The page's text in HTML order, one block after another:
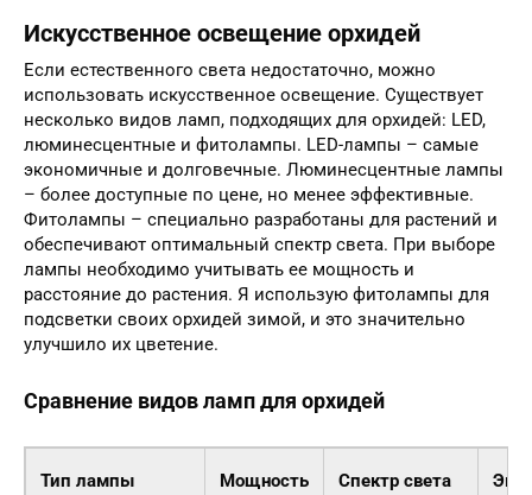
Искусственное освещение орхидей
Если естественного света недостаточно, можно
использовать искусственное освещение. Существует
несколько видов ламп, подходящих для орхидей: LED,
люминесцентные и фитолампы. LED-лампы – самые
экономичные и долговечные. Люминесцентные лампы
– более доступные по цене, но менее эффективные.
Фитолампы – специально разработаны для растений и
обеспечивают оптимальный спектр света. При выборе
лампы необходимо учитывать ее мощность и
расстояние до растения. Я использую фитолампы для
подсветки своих орхидей зимой, и это значительно
улучшило их цветение.
Сравнение видов ламп для орхидей
Тип лампы Мощность Спектр света